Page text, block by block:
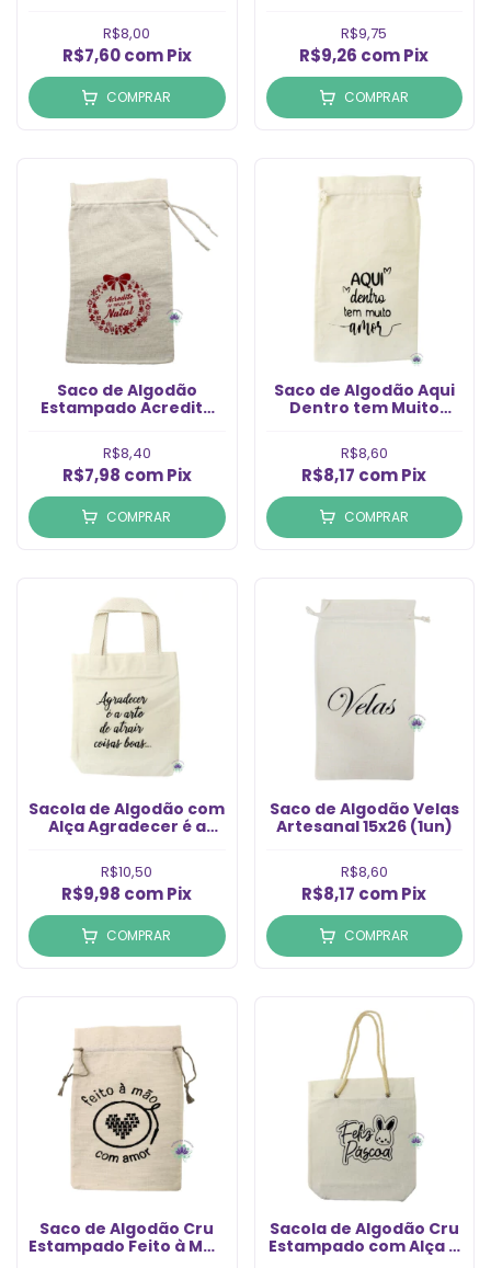
14x20 (1un)
R$8,00
R$7,60com Pix
COMPRAR
R$9,75
R$9,26 comPix
COMPRAR
Saco de Algodão
Estampado Acredite
15x26cm (1un)
R$8,40
R$7,98 com Pix
COMPRAR
Saco de Algodão Aqui
Dentro tem Muito
R$8,60
R$8,17 comPix
COMPRAR
Sacola de Algodão com
Alça Agradecer é a
Boas 18x18 (1un)
R$10,50
R$9,98 comPix
COMPRAR
Saco de Algodão Velas
Artesanal 15x26 (1un)
R$8,60
R$8,17 comPix
COMPRAR
Saco de Algodão Cru
Estampado Feito à Mão
Sacola de Algodão Cru
Estampado com Alça e